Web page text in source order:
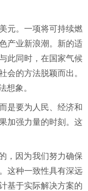
元。一项将可持续燃
产业新浪潮。新的适
此同时，在国家气候
会的方法脱颖而出。
象。
是要为人民、经济和
加强力量的时刻。这
，因为我们努力确保
这种一致性具有深远
基于实际解决方案的